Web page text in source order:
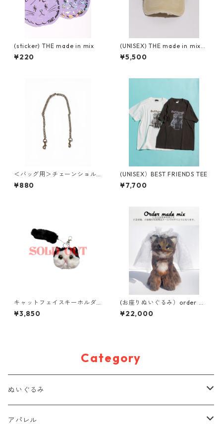
(sticker) THE made in mix
¥220
(UNISEX) THE made in mix
ダメージキャップ
¥5,500
＜バッグ用＞チェーンショル
ダー(60cm)
¥880
(UNISEX）BEST FRIENDS TEE
¥7,700
キャットフェイスキーホルダ
ー
¥3,850
(お座りぬいぐるみ）order m
ade mix
¥22,000
Category
ぬいぐるみ
置きぬいぐるみ
アパレル